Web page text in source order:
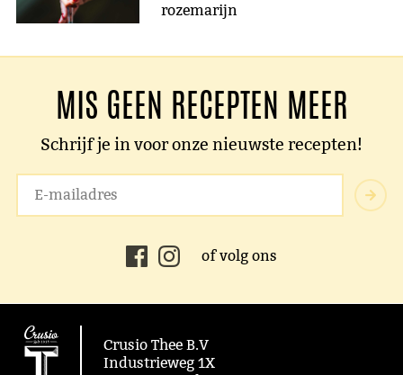
rozemarijn
MIS GEEN RECEPTEN MEER
Schrijf je in voor onze nieuwste recepten!
of volg ons
Crusio Thee B.V
Industrieweg 1X